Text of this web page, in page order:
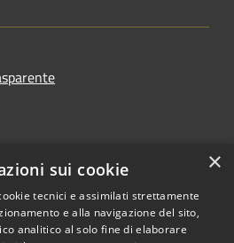
×
sui cookie
tecnici e assimilati strettamente
e alla navigazione del sito,
analitico al solo fine di elaborare